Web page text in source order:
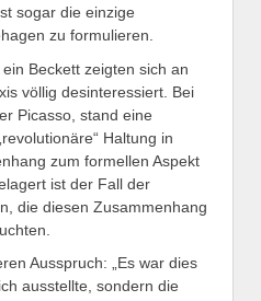
sogar die einzige
zu formulieren.
Beckett zeigten sich an
völlig desinteressiert. Bei
Picasso, stand eine
Haltung in
zum formellen Aspekt
ist der Fall der
die diesen Zusammenhang
Ausspruch: „Es war dies
ausstellte, sondern die